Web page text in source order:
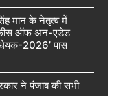
मान के नेतृत्व में
फीस ऑफ अन-एडेड
2026’ पास
ने पंजाब की सभी